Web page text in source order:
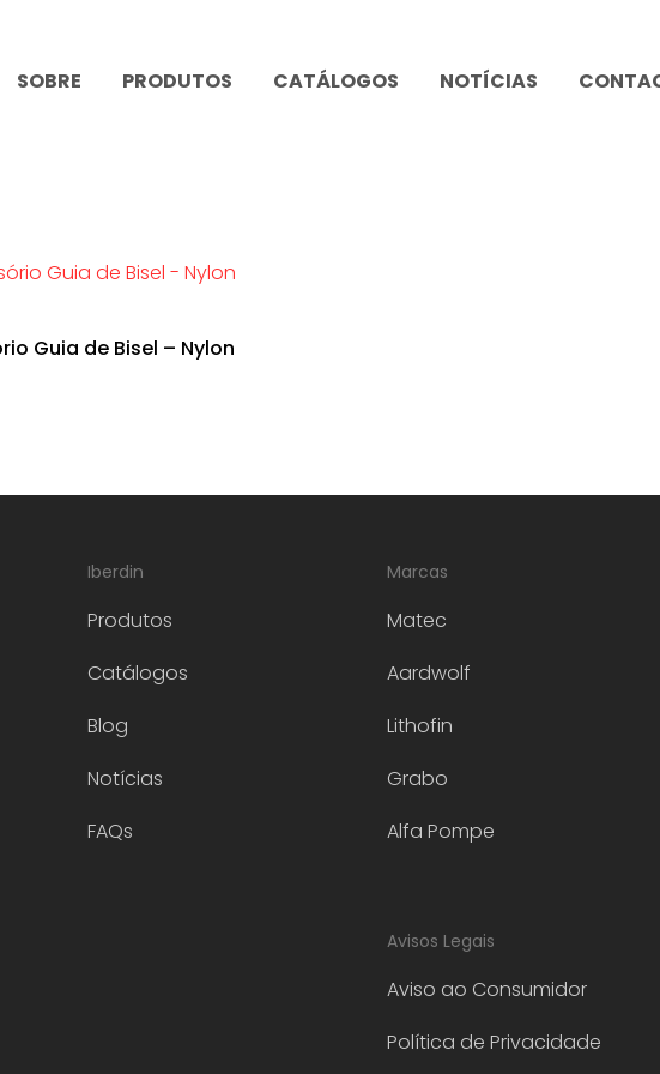
SOBRE PRODUTOS CATÁLOGOS NOTÍCIAS
Guia de Bisel – Nylon
Iberdin
Produtos
Catálogos
Blog
Notícias
FAQs
Marcas
Matec
Aardwolf
Lithofin
Grabo
Alfa Pompe
Avisos Legais
Aviso ao Consumidor
Política de Privacidade